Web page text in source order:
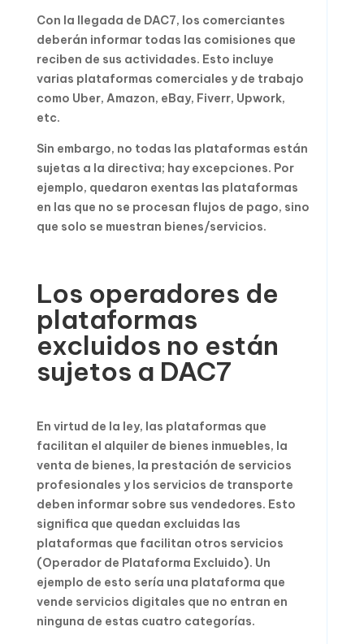
Con la llegada de DAC7, los comerciantes
deberán informar todas las comisiones que
reciben de sus actividades. Esto incluye
varias plataformas comerciales y de trabajo
como Uber, Amazon, eBay, Fiverr, Upwork,
etc.
Sin embargo, no todas las plataformas están
sujetas a la directiva; hay excepciones. Por
ejemplo, quedaron exentas las plataformas
en las que no se procesan flujos de pago, sino
que solo se muestran bienes/servicios.
Los operadores de
plataformas
excluidos no están
sujetos a DAC7
En virtud de la ley, las plataformas que
facilitan el alquiler de bienes inmuebles, la
venta de bienes, la prestación de servicios
profesionales y los servicios de transporte
deben informar sobre sus vendedores. Esto
significa que quedan excluidas las
plataformas que facilitan otros servicios
(Operador de Plataforma Excluido). Un
ejemplo de esto sería una plataforma que
vende servicios digitales que no entran en
ninguna de estas cuatro categorías.